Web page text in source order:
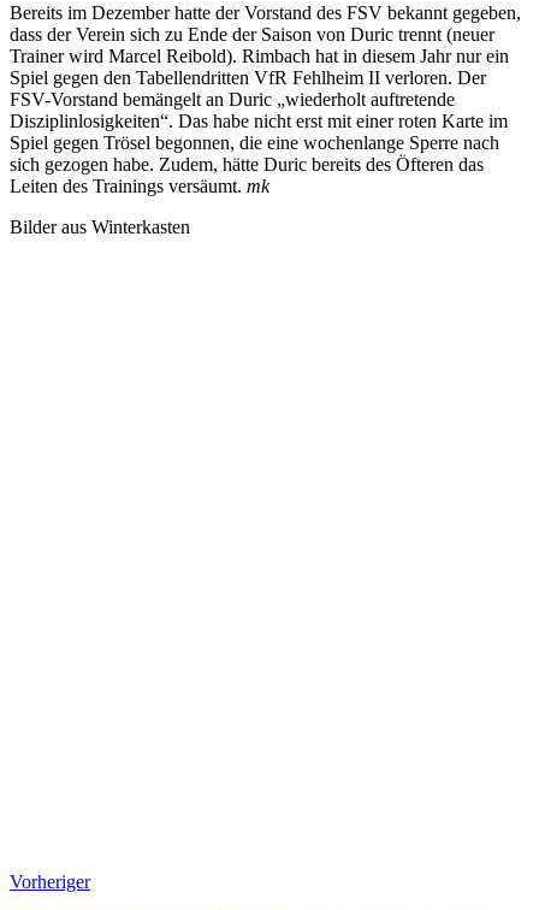
Bereits im Dezember hatte der Vorstand des FSV bekannt gegeben,
dass der Verein sich zu Ende der Saison von Duric trennt (neuer
Trainer wird Marcel Reibold). Rimbach hat in diesem Jahr nur ein
Spiel gegen den Tabellendritten VfR Fehlheim II verloren. Der
FSV-Vorstand bemängelt an Duric „wiederholt auftretende
Disziplinlosigkeiten“. Das habe nicht erst mit einer roten Karte im
Spiel gegen Trösel begonnen, die eine wochenlange Sperre nach
sich gezogen habe. Zudem, hätte Duric bereits des Öfteren das
Leiten des Trainings versäumt. mk
Bilder aus Winterkasten
Vorheriger